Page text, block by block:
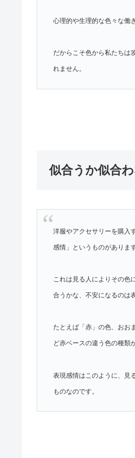
心理的や生理的な色々な働
だからこそ色から私たちは
れません。
似合うか似合
洋服やアクセサリーを購入
感情」というものがあります
これは見る人によりその色
合うかな、不安になるのは
たとえば「赤」の色、おお
ど赤ベースの違う色の種類
表現感情はこのように、見
ものなのです。